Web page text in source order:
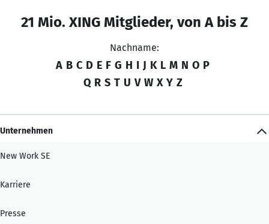
21 Mio. XING Mitglieder, von A bis Z
Nachname:
A B C D E F G H I J K L M N O P
Q R S T U V W X Y Z
Unternehmen
New Work SE
Karriere
Presse